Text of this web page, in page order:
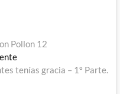
Pollon 12
Entrada
siguiente:
tenías gracia – 1º Parte.